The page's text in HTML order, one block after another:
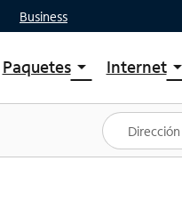
Business
Paquetesarrow_drop_down
Ver paquetes
Spectrum One
Mejores ofertas
Internetarrow_drop_down
Planes